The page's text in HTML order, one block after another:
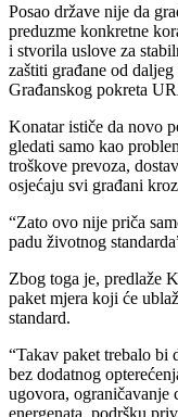
Posao države nije da
preduzme konkretne
i stvorila uslove za
zaštiti građane od
Građanskog pokreta
Konatar ističe da novo
gledati samo kao
troškove prevoza,
osjećaju svi građani
“Zato ovo nije priča
padu životnog
Zbog toga je, predlaže
paket mjera koji će
standard.
“Takav paket trebalo bi
bez dodatnog
ugovora, ograničavanje
energenata, podršku